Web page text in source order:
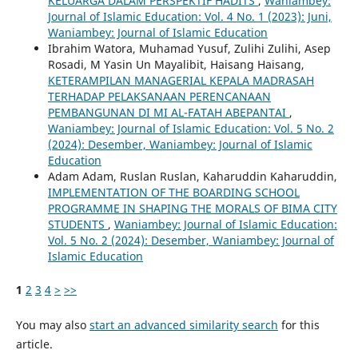
Journal of Islamic Education: Vol. 4 No. 1 (2023): Juni,
Waniambey: Journal of Islamic Education
Ibrahim Watora, Muhamad Yusuf, Zulihi Zulihi, Asep
Rosadi, M Yasin Un Mayalibit, Haisang Haisang,
KETERAMPILAN MANAGERIAL KEPALA MADRASAH
TERHADAP PELAKSANAAN PERENCANAAN
PEMBANGUNAN DI MI AL-FATAH ABEPANTAI ,
Waniambey: Journal of Islamic Education: Vol. 5 No. 2
(2024): Desember, Waniambey: Journal of Islamic
Education
Adam Adam, Ruslan Ruslan, Kaharuddin Kaharuddin,
IMPLEMENTATION OF THE BOARDING SCHOOL
PROGRAMME IN SHAPING THE MORALS OF BIMA CITY
STUDENTS , Waniambey: Journal of Islamic Education:
Vol. 5 No. 2 (2024): Desember, Waniambey: Journal of
Islamic Education
1 2 3 4 > >>
You may also start an advanced similarity search for this
article.